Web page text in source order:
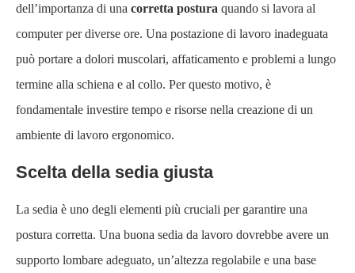
dell’importanza di una corretta postura quando si lavora al
computer per diverse ore. Una postazione di lavoro inadeguata
può portare a dolori muscolari, affaticamento e problemi a lungo
termine alla schiena e al collo. Per questo motivo, è
fondamentale investire tempo e risorse nella creazione di un
ambiente di lavoro ergonomico.
Scelta della sedia giusta
La sedia è uno degli elementi più cruciali per garantire una
postura corretta. Una buona sedia da lavoro dovrebbe avere un
supporto lombare adeguato, un’altezza regolabile e una base